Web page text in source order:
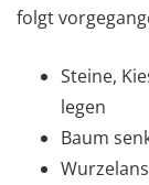
folgt
Steine,
legen
Baum